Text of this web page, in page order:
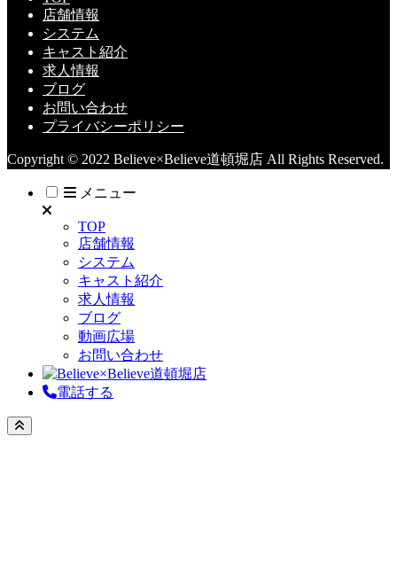
店舗情報
システム
キャスト紹介
求人情報
ブログ
お問い合わせ
プライバシーポリシー
Copyright © 2022 Believe×Believe道頓堀店 All Rights Reserved.
メニュー
TOP
店舗情報
システム
キャスト紹介
求人情報
ブログ
動画広場
お問い合わせ
電話する